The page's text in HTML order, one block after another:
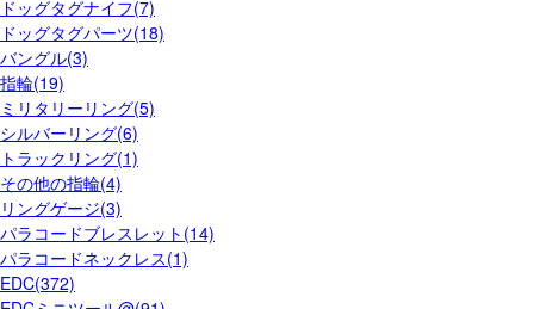
ドッグタグナイフ(7)
ドッグタグパーツ(18)
バングル(3)
指輪(19)
ミリタリーリング(5)
シルバーリング(6)
トラックリング(1)
その他の指輪(4)
リングゲージ(3)
パラコードブレスレット(14)
パラコードネックレス(1)
EDC(372)